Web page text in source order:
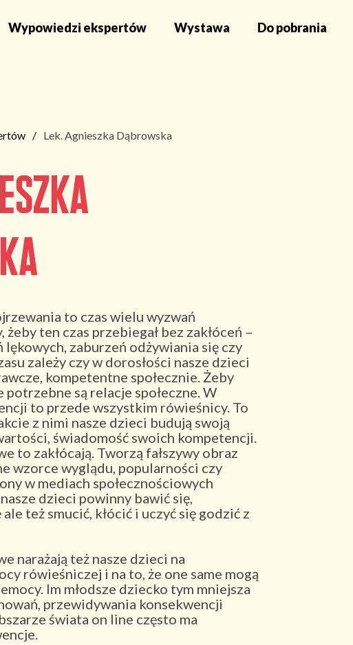
Wypowiedzi ekspertów Wystawa Do pobrania
Lek. Agnieszka Dąbrowska
to czas wielu wyzwań
ten czas przebiegał bez zakłóceń –
lękowych, zaburzeń odżywiania się czy
zależy czy w dorosłości nasze dzieci
kompetentne społecznie. Żeby
potrzebne są relacje społeczne. W
to przede wszystkim rówieśnicy. To
z nimi nasze dzieci budują swoją
świadomość swoich kompetencji.
to zakłócają. Tworzą fałszywy obraz
wzorce wyglądu, popularności czy
w mediach społecznościowych
dzieci powinny bawić się,
też smucić, kłócić i uczyć się godzić z
narażają też nasze dzieci na
rówieśniczej i na to, że one same mogą
Im młodsze dziecko tym mniejsza
przewidywania konsekwencji
świata on line często ma